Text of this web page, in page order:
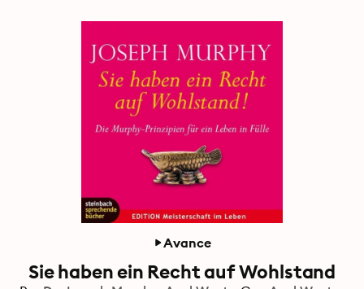
Avance
Sie haben ein Recht auf Wohlstand